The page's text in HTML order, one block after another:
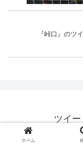
『峠口』のツ
ツイ
© 2021
ホーム